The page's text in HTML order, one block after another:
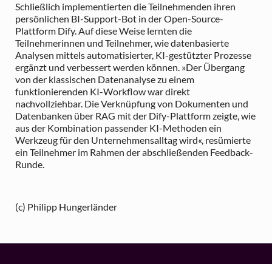
Schließlich implementierten die Teilnehmenden ihren
persönlichen BI-Support-Bot in der Open-Source-
Plattform Dify. Auf diese Weise lernten die
Teilnehmerinnen und Teilnehmer, wie datenbasierte
Analysen mittels automatisierter, KI-gestützter Prozesse
ergänzt und verbessert werden können. »Der Übergang
von der klassischen Datenanalyse zu einem
funktionierenden KI-Workflow war direkt
nachvollziehbar. Die Verknüpfung von Dokumenten und
Datenbanken über RAG mit der Dify-Plattform zeigte, wie
aus der Kombination passender KI-Methoden ein
Werkzeug für den Unternehmensalltag wird«, resümierte
ein Teilnehmer im Rahmen der abschließenden Feedback-
Runde.
(c) Philipp Hungerländer